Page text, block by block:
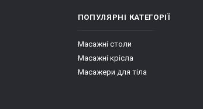
ПОПУЛЯРНІ КАТЕГОРІЇ
Масажні столи
Масажні крісла
Масажери для тіла